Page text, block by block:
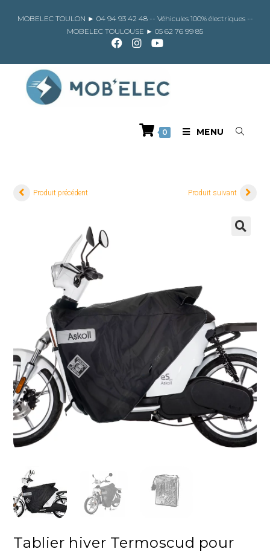
MOBELEC TOULON ► 04 94 93 42 48 -- Véhicules 100% électriques --
MOBELEC TOULOUSE ► 05 62 76 99 85
0 MENU
Produit précédent Produit suivant
Tablier hiver Termoscud pour